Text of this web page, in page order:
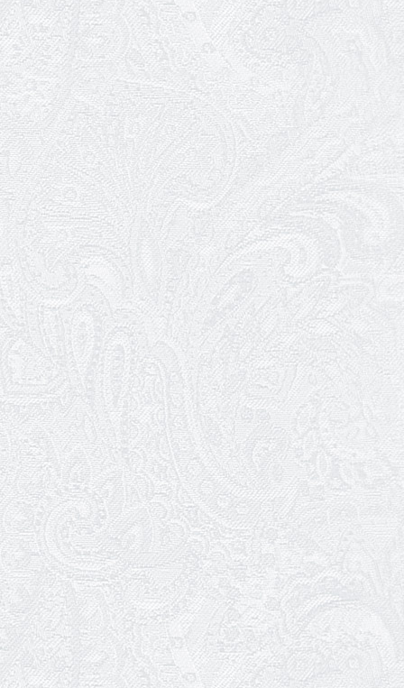
101 річниця з дня народження
Михайла Водяного
22.12.2025
Вітаємо з Днем енергетика!
22.12.2025
Ювілей Сергія Солодухіна
22.12.2025
Підсумки 2025 року
21.12.2025
Мюзикл «Канкан» — в репертуарі
Одеського театру музкомедії
20.12.2025
Перший показ «Канкана»
11.12.2025
Виставі «Ніч перед Різдвом» — 10
років!
08.12.2025 Ігор Назаренко
Благодійна акція в театрі: волонтерки
Одеської кірхи завітали на оперету
«Ніч у Венеції»
06.12.2025
День Збройних Сил України
04.12.2025
З прем'єрою Інну Кулікову та
Володимира Кудлая